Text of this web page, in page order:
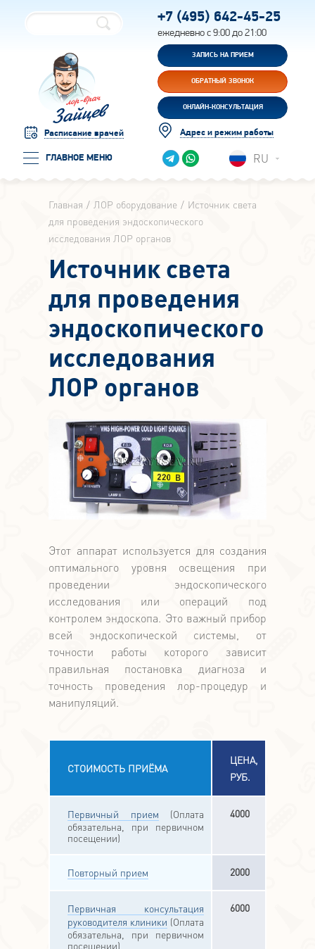
Расписание врачей
ГЛАВНОЕ МЕНЮ
+7 (495) 642-45-25
ежедневно с 9:00 до 21:00
ЗАПИСЬ НА ПРИЕМ
ОБРАТНЫЙ ЗВОНОК
ОНЛАЙН-КОНСУЛЬТАЦИЯ
Адрес и режим работы
RU
Главная ЛОР оборудование
Источник света
для проведения эндоскопического
исследования ЛОР органов
Источник света
для проведения
эндоскопического
исследования
ЛОР органов
Этот аппарат используется для создания
оптимального уровня освещения при
проведении эндоскопического
исследования или операций под
контролем эндоскопа. Это важный прибор
всей эндоскопической системы, от
точности работы которого зависит
правильная постановка диагноза и
точность проведения лор-процедур и
манипуляций.
СТОИМОСТЬ ПРИЁМА
ЦЕНА,
РУБ.
Первичный прием (Оплата
обязательна, при первичном
посещении)
4000
Повторный прием 2000
Первичная консультация
руководителя клиники (Оплата
обязательна, при первичном
посещении)
6000